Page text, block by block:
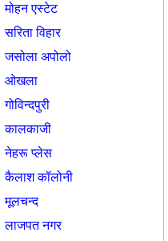
मोहन एस्टेट
सरिता विहार
जसोला अपोलो
ओखला
गोविन्दपुरी
कालकाजी
नेहरू प्लेस
कैलाश कॉलोनी
मूलचन्द
लाजपत नगर